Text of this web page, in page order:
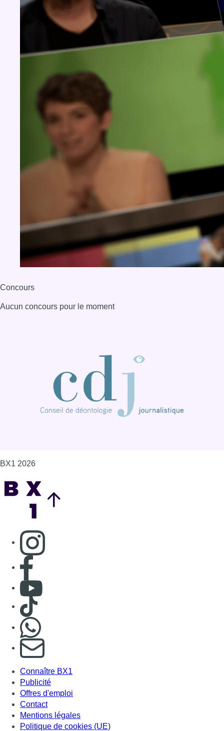
Concours
Aucun concours pour le moment
BX1 2026
Consulter page Instagram
Consulter page Facebook
Consulter Youtube
Consulter TikTok
S'abonner à notre newsletter
Connaître BX1
Publicité
Offres d'emploi
Contact
Mentions légales
Politique de cookies (UE)